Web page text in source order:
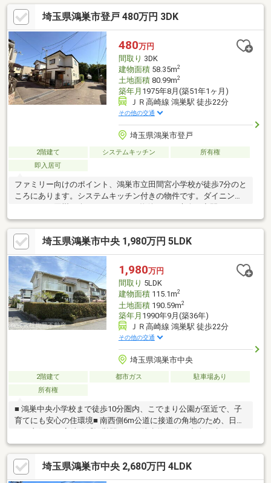
の善し悪しは全て正直にお話しします。2.無理な売り込みや契約
の催促、突然の訪問等、しつこい営業は一切行いません。3.契約
したら終わりではなくお引き渡し後、お引越し後もお客様のパー
トナーであること。4.ウソやおとり広告は一切使いません。(デー
タ更新は迅速に行います。）5.お客様の個人情報は細心の注意を
払って取り扱いします。
埼玉県鴻巣市登戸 480万円 3DK
480万円
間取り 3DK
建物面積58.35m2
土地面積80.99m2
築年月 1975年8月(築51年1ヶ月)
ＪＲ高崎線 鴻巣駅 徒歩22分
その他の交通
埼玉県鴻巣市登戸
2階建て システムキッチン
所有権
即入居可
ファミリー向けのポイント、鴻巣市立田間宮小学校が徒歩7分のと
ころにあります。システムキッチン付きの物件です。ダイニング
キッチンで団欒も楽しめる、3DKの物件です。大人な空間にふさ
わしい出窓がついています。当社スタッフが鴻巣市での住まい探
しをサポートいたしますので、まずはお気軽にお問い合わせくだ
さい。その際、ご希望条件なども併せてお伝えいただけるとより
スムーズです(#^^#)
埼玉県鴻巣市中央 1,980万円 5LDK
1,980万円
間取り 5LDK
建物面積115.1m2
土地面積190.59m2
築年月 1990年9月(築36年)
ＪＲ高崎線 鴻巣駅 徒歩22分
その他の交通
埼玉県鴻巣市中央
2階建て 都市ガス
駐車場あり
所有権
■ 鴻巣中央小学校まで徒歩10分圏内、こでまり公園が至近で、子
育てにも安心の住環境■ 南西側6m公道に接道の角地のため、日当
周辺は、戸建住宅が建ち並ぶ閑静な住宅地■ 室内見学可能です。
お気軽にお問い合わせください- - - - - - - - - - - - - - - - - - - - -※契約不
適合責任免責※建物状況調査の売主による実施予定はありませ
ん。買主により実施する場合は要相談となります。※建蔽率は角
埼玉県鴻巣市中央 2,680万円 4LDK